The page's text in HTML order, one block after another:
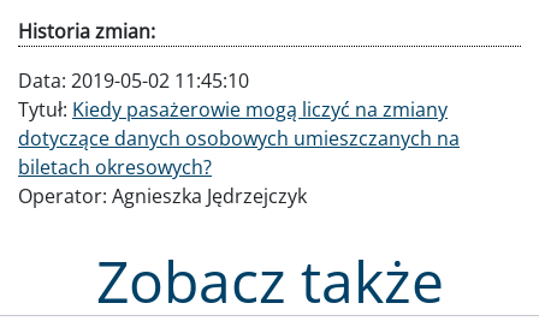
Historia zmian:
Data: 2019-05-02 11:45:10
Tytuł: Kiedy pasażerowie mogą liczyć na zmiany
dotyczące danych osobowych umieszczanych na
biletach okresowych?
Operator: Agnieszka Jędrzejczyk
Zobacz także